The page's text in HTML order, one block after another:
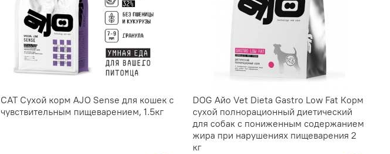
CAT Сухой корм AJO Sense для кошек с
чувствительным пищеварением, 1.5кг
DOG Айо Vet Dieta Gastro Low Fat Корм
сухой полнорационный диетический
для собак с пониженным содержанием
жира при нарушениях пищеварения 2
кг